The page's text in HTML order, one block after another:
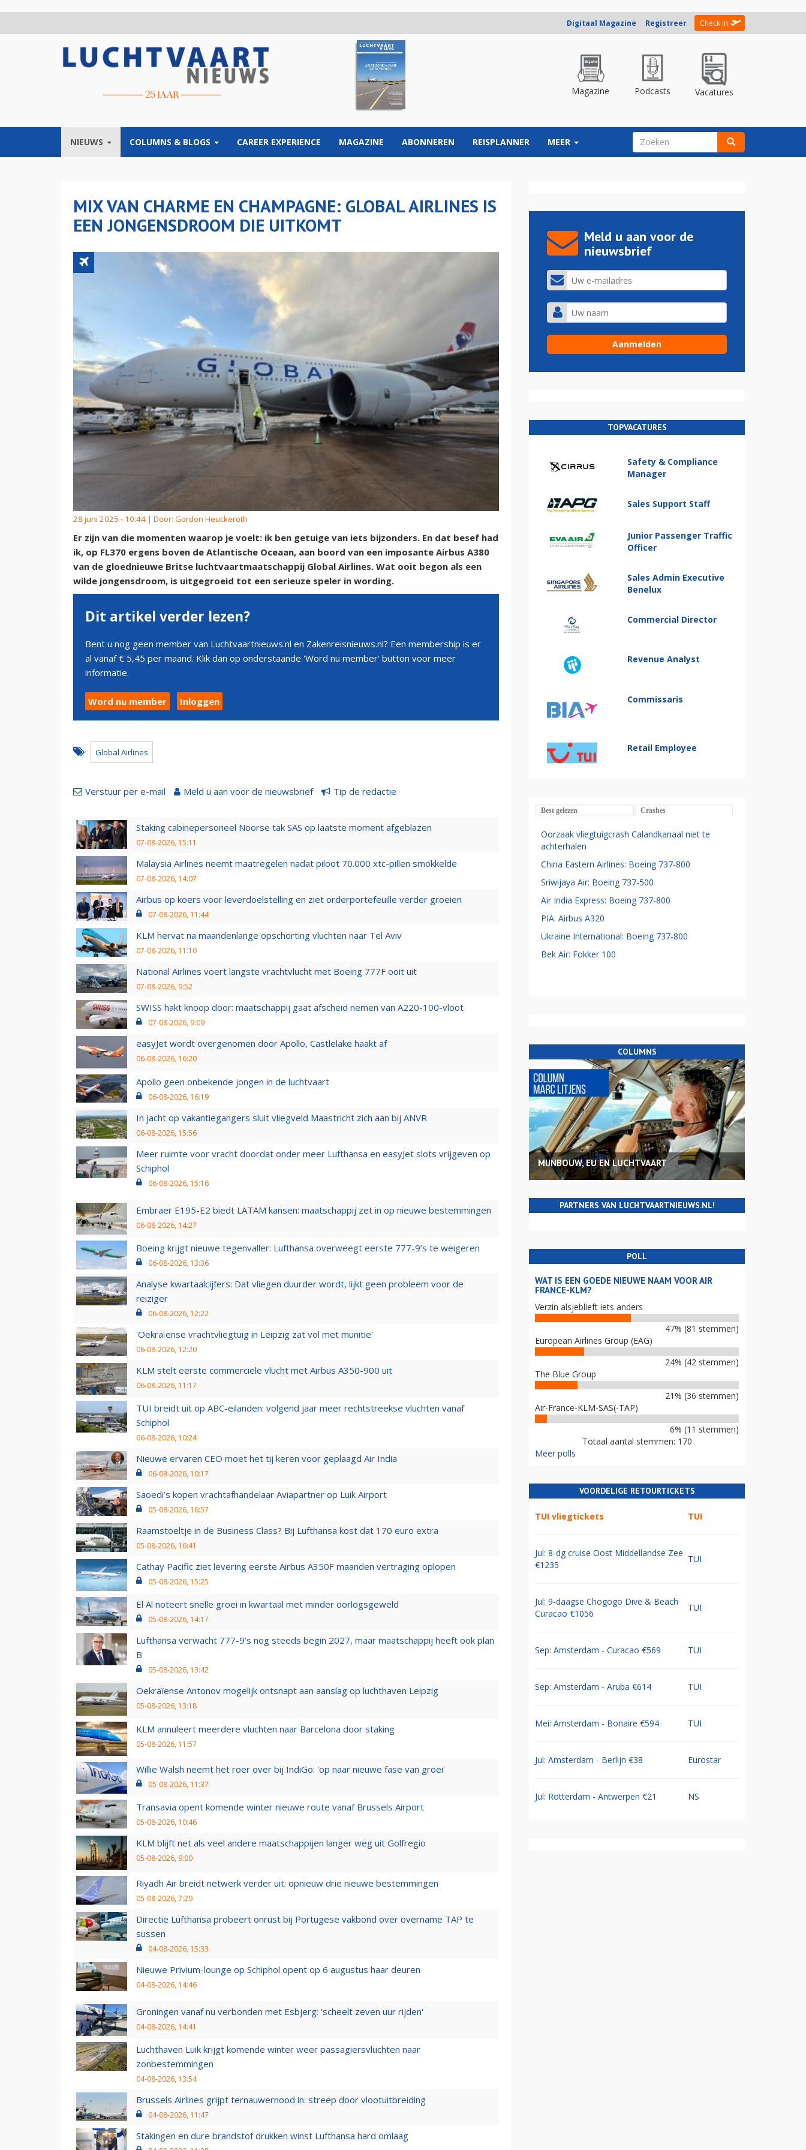
Digitaal Magazine Registreer Check in
Magazine Podcasts Vacatures
NIEUWS COLUMNS & BLOGS CAREER EXPERIENCE MAGAZINE ABONNEREN REISPLANNER MEER ZOEKVELD
MIX VAN CHARME EN CHAMPAGNE: GLOBAL AIRLINES IS
EEN JONGENSDROOM DIE UITKOMT
28 juni 2025 - 10:44 | Door: Gordon Heuckeroth
Er zijn van die momenten waarop je voelt: ik ben getuige van iets bijzonders. En dat besef had
ik, op FL370 ergens boven de Atlantische Oceaan, aan boord van een imposante Airbus A380
van de gloednieuwe Britse luchtvaartmaatschappij Global Airlines. Wat ooit begon als een
wilde jongensdroom, is uitgegroeid tot een serieuze speler in wording.
Dit artikel verder lezen?
Bent u nog geen member van Luchtvaartnieuws.nl en Zakenreisnieuws.nl? Een membership is er
al vanaf € 5,45 per maand. Klik dan op onderstaande 'Word nu member' button voor meer
informatie.
Word nu member Inloggen
Global Airlines
Verstuur per e-mail Meld u aan voor de nieuwsbrief Tip de redactie
Staking cabinepersoneel Noorse tak SAS op laatste moment afgeblazen
07-08-2026, 15:11
Malaysia Airlines neemt maatregelen nadat piloot 70.000 xtc-pillen smokkelde
07-08-2026, 14:07
Airbus op koers voor leverdoelstelling en ziet orderportefeuille verder groeien
07-08-2026, 11:44
KLM hervat na maandenlange opschorting vluchten naar Tel Aviv
07-08-2026, 11:10
National Airlines voert langste vrachtvlucht met Boeing 777F ooit uit
07-08-2026, 9:52
SWISS hakt knoop door: maatschappij gaat afscheid nemen van A220-100-vloot
07-08-2026, 9:09
easyJet wordt overgenomen door Apollo, Castlelake haakt af
06-08-2026, 16:20
Apollo geen onbekende jongen in de luchtvaart
06-08-2026, 16:19
In jacht op vakantiegangers sluit vliegveld Maastricht zich aan bij ANVR
06-08-2026, 15:56
Meer ruimte voor vracht doordat onder meer Lufthansa en easyJet slots vrijgeven op
Schiphol
06-08-2026, 15:16
Embraer E195-E2 biedt LATAM kansen: maatschappij zet in op nieuwe bestemmingen
06-08-2026, 14:27
Boeing krijgt nieuwe tegenvaller: Lufthansa overweegt eerste 777-9’s te weigeren
06-08-2026, 13:36
Analyse kwartaalcijfers: Dat vliegen duurder wordt, lijkt geen probleem voor de
reiziger
06-08-2026, 12:22
'Oekraïense vrachtvliegtuig in Leipzig zat vol met munitie'
06-08-2026, 12:20
KLM stelt eerste commerciële vlucht met Airbus A350-900 uit
06-08-2026, 11:17
TUI breidt uit op ABC-eilanden: volgend jaar meer rechtstreekse vluchten vanaf
Schiphol
06-08-2026, 10:24
Nieuwe ervaren CEO moet het tij keren voor geplaagd Air India
06-08-2026, 10:17
Saoedi’s kopen vrachtafhandelaar Aviapartner op Luik Airport
05-08-2026, 16:57
Raamstoeltje in de Business Class? Bij Lufthansa kost dat 170 euro extra
05-08-2026, 16:41
Cathay Pacific ziet levering eerste Airbus A350F maanden vertraging oplopen
05-08-2026, 15:25
El Al noteert snelle groei in kwartaal met minder oorlogsgeweld
05-08-2026, 14:17
Lufthansa verwacht 777-9’s nog steeds begin 2027, maar maatschappij heeft ook plan
B
05-08-2026, 13:42
Oekraïense Antonov mogelijk ontsnapt aan aanslag op luchthaven Leipzig
05-08-2026, 13:18
KLM annuleert meerdere vluchten naar Barcelona door staking
05-08-2026, 11:57
Willie Walsh neemt het roer over bij IndiGo: 'op naar nieuwe fase van groei'
05-08-2026, 11:37
Transavia opent komende winter nieuwe route vanaf Brussels Airport
05-08-2026, 10:46
KLM blijft net als veel andere maatschappijen langer weg uit Golfregio
05-08-2026, 9:00
Riyadh Air breidt netwerk verder uit: opnieuw drie nieuwe bestemmingen
05-08-2026, 7:29
Directie Lufthansa probeert onrust bij Portugese vakbond over overname TAP te
sussen
04-08-2026, 15:33
Nieuwe Privium-lounge op Schiphol opent op 6 augustus haar deuren
04-08-2026, 14:46
Groningen vanaf nu verbonden met Esbjerg: 'scheelt zeven uur rijden'
04-08-2026, 14:41
Luchthaven Luik krijgt komende winter weer passagiersvluchten naar
zonbestemmingen
04-08-2026, 13:54
Brussels Airlines grijpt ternauwernood in: streep door vlootuitbreiding
04-08-2026, 11:47
Stakingen en dure brandstof drukken winst Lufthansa hard omlaag
Meld u aan voor de
nieuwsbrief
TOPVACATURES
Safety & Compliance
Manager
Sales Support Staff
Junior Passenger Traffic
Officer
Sales Admin Executive
Benelux
Commercial Director
Revenue Analyst
Commissaris
Retail Employee
Best gelezen Crashes
Oorzaak vliegtuigcrash Calandkanaal niet te
achterhalen
China Eastern Airlines: Boeing 737-800
Sriwijaya Air: Boeing 737-500
Air India Express: Boeing 737-800
PIA: Airbus A320
Ukraine International: Boeing 737-800
Bek Air: Fokker 100
COLUMNS
MIJNBOUW, EU EN LUCHTVAART
PARTNERS VAN LUCHTVAARTNIEUWS.NL!
POLL
WAT IS EEN GOEDE NIEUWE NAAM VOOR AIR
FRANCE-KLM?
Verzin alsjeblieft iets anders
47% (81 stemmen)
European Airlines Group (EAG)
24% (42 stemmen)
The Blue Group
21% (36 stemmen)
Air-France-KLM-SAS(-TAP)
6% (11 stemmen)
Totaal aantal stemmen: 170
Meer polls
VOORDELIGE RETOURTICKETS
TUI vliegtickets TUI
Jul: 8-dg cruise Oost Middellandse Zee
€1235
TUI
Jul: 9-daagse Chogogo Dive & Beach
Curacao €1056
TUI
Sep: Amsterdam - Curacao €569 TUI
Sep: Amsterdam - Aruba €614 TUI
Mei: Amsterdam - Bonaire €594 TUI
Jul: Amsterdam - Berlijn €38 Eurostar
Jul: Rotterdam - Antwerpen €21 NS